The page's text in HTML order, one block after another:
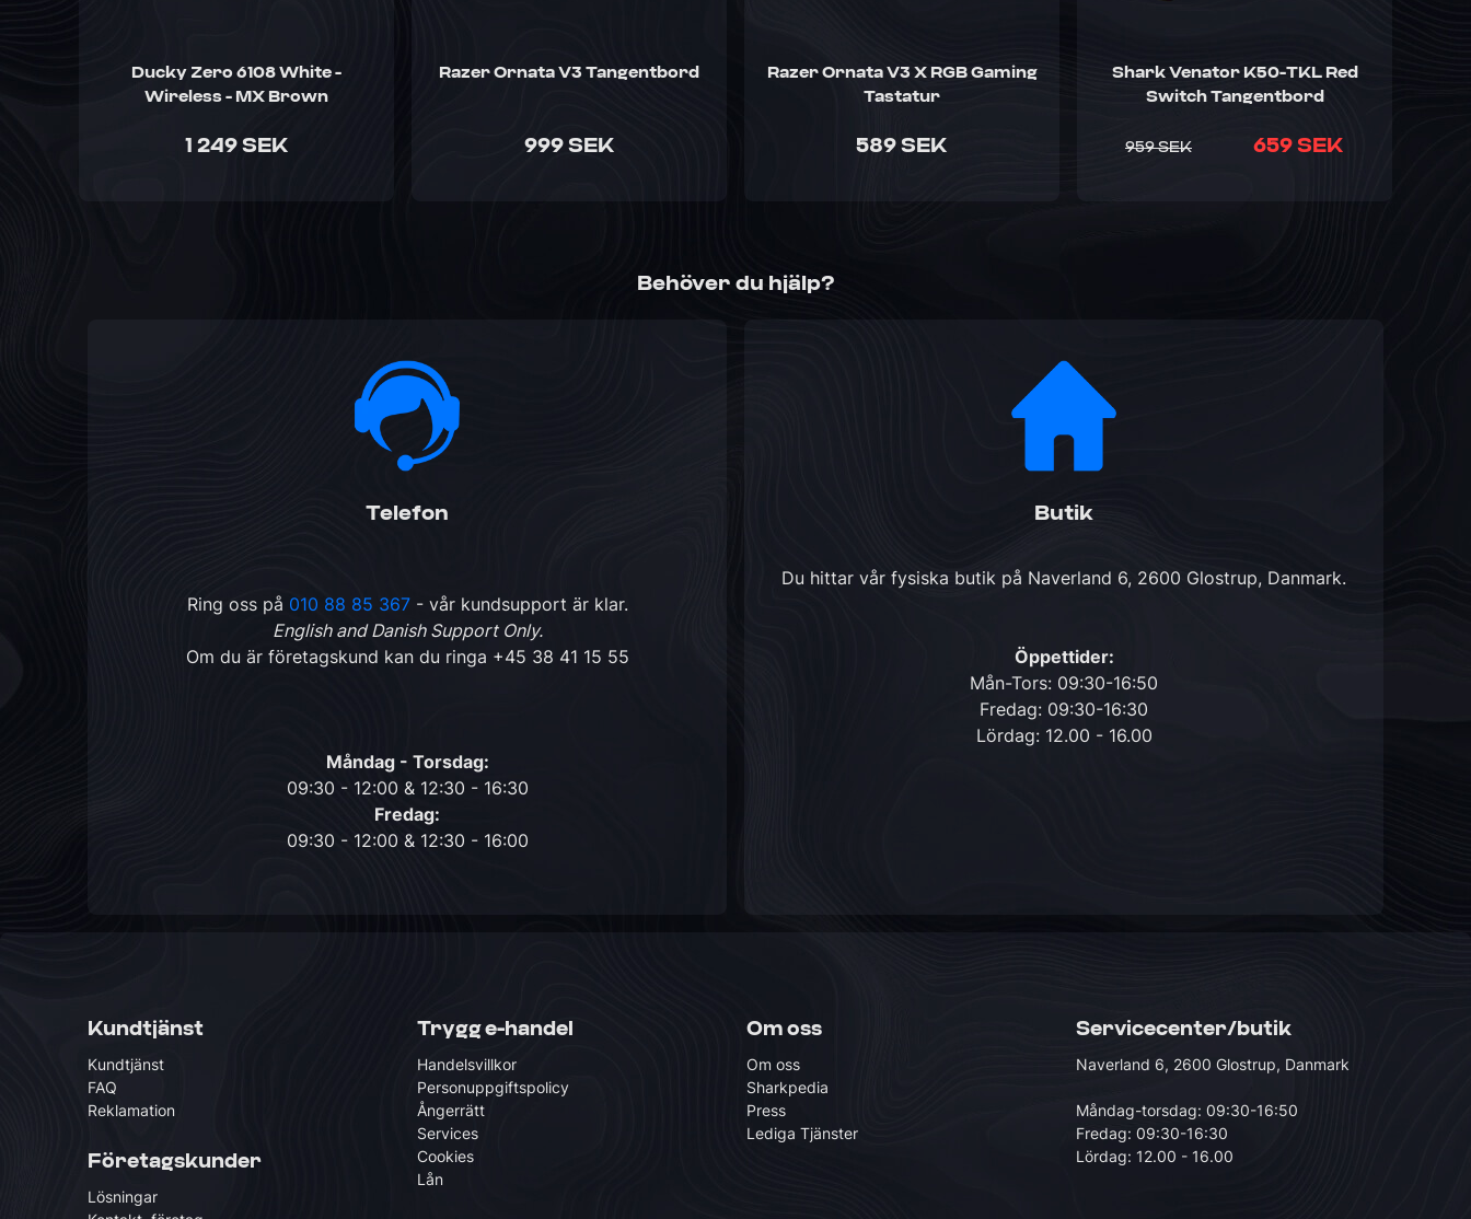
Ducky Zero 6108 White -
Wireless - MX Brown
1 249 SEK
Razer Ornata V3 Tangentbord
999 SEK
Razer Ornata V3 X RGB Gaming
Tastatur
589 SEK
Shark Venator K50-TKL Red
Switch Tangentbord
659 SEK
959 SEK
Behöver du hjälp?
Telefon
Ring oss på 010 88 85 367- vår kundsupport är klar.
English and Danish Support Only.
Om du är företagskund kan du ringa +45 38 41 15 55
Måndag - Torsdag:
09:30 - 12:00 & 12:30 - 16:30
Fredag:
09:30 - 12:00 & 12:30 - 16:00
Butik
Du hittar vår fysiska butik på Naverland 6, 2600 Glostrup, Danmark.
Öppettider:
Mån-Tors: 09:30-16:50
Fredag: 09:30-16:30
Lördag: 12.00 - 16.00
Kundtjänst
Kundtjänst
FAQ
Reklamation
Företagskunder
Lösningar
Trygg e-handel
Handelsvillkor
Personuppgiftspolicy
Ångerrätt
Services
Cookies
Lån
Om oss
Om oss
Sharkpedia
Press
Lediga Tjänster
Servicecenter/butik
Naverland 6, 2600 Glostrup, Danmark
Måndag-torsdag: 09:30-16:50
Fredag: 09:30-16:30
Lördag: 12.00 - 16.00